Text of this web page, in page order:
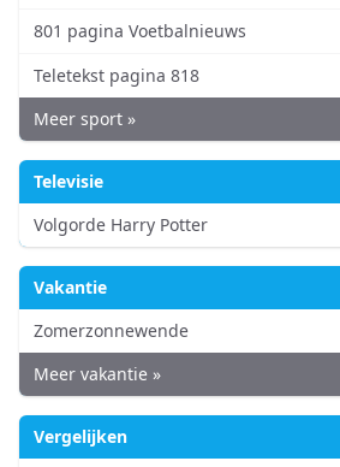
801 pagina Voetbalnieuws
Teletekst pagina 818
Meer sport »
Televisie
Volgorde Harry Potter
Vakantie
Zomerzonnewende
Meer vakantie »
Vergelijken